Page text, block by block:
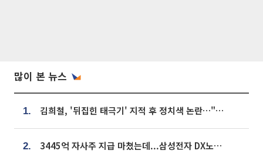
많이 본 뉴스
1. 김희철, '뒤집힌 태극기' 지적 후 정치색 논란…"좌우 떠나 우리나라 국기"
2. 3445억 자사주 지급 마쳤는데...삼성전자 DX노조, 뒤늦은 '떼쓰기 집회'